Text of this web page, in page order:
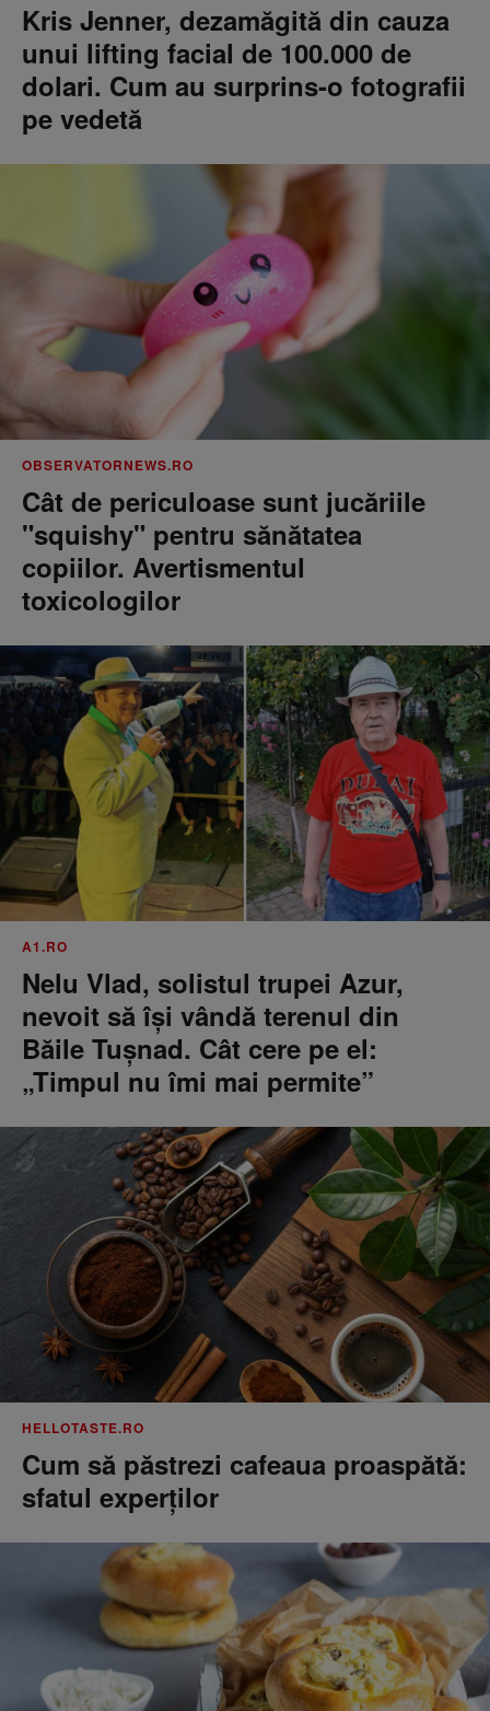
Kris Jenner, dezamăgită din cauza
unui lifting facial de 100.000 de
dolari. Cum au surprins-o fotografii
pe vedetă
OBSERVATORNEWS.RO
Cât de periculoase sunt jucăriile
"squishy" pentru sănătatea
copiilor. Avertismentul
toxicologilor
A1.RO
Nelu Vlad, solistul trupei Azur,
nevoit să își vândă terenul din
Băile Tușnad. Cât cere pe el:
„Timpul nu îmi mai permite”
HELLOTASTE.RO
Cum să păstrezi cafeaua proaspătă:
sfatul experților